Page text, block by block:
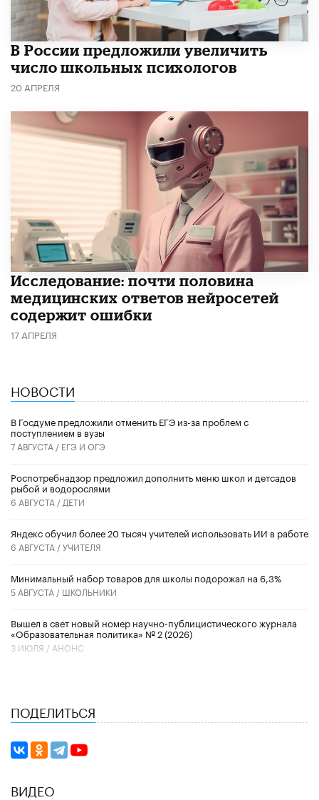
В России предложили увеличить
число школьных психологов
20 АПРЕЛЯ
Исследование: почти половина
медицинских ответов нейросетей
содержит ошибки
17 АПРЕЛЯ
НОВОСТИ
В Госдуме предложили отменить ЕГЭ из-за проблем с
поступлением в вузы
7 АВГУСТА / ЕГЭ И ОГЭ
Роспотребнадзор предложил дополнить меню школ и детсадов
рыбой и водорослями
6 АВГУСТА / ДЕТИ
​Яндекс обучил более 20 тысяч учителей использовать ИИ в работе
6 АВГУСТА /УЧИТЕЛЯ
Минимальный набор товаров для школы подорожал на 6,3%
5 АВГУСТА / ШКОЛЬНИКИ
Вышел в свет новый номер научно-публицистического журнала
«Образовательная политика» № 2 (2026)
3 ИЮЛЯ / АНОНС
ПОДЕЛИТЬСЯ
ВИДЕО